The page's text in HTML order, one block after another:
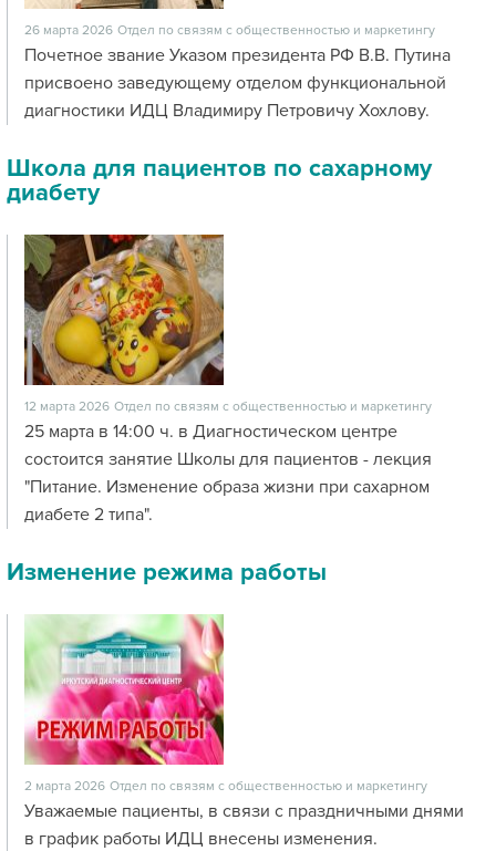
26 марта 2026 Отдел по связям с общественностью и маркетингу
Почетное звание Указом президента РФ В.В. Путина
присвоено заведующему отделом функциональной
диагностики ИДЦ Владимиру Петровичу Хохлову.
Школа для пациентов по сахарному
диабету
12 марта 2026 Отдел по связям с общественностью и маркетингу
25 марта в 14:00 ч. в Диагностическом центре
состоится занятие Школы для пациентов - лекция
"Питание. Изменение образа жизни при сахарном
диабете 2 типа".
Изменение режима работы
2 марта 2026 Отдел по связям с общественностью и маркетингу
Уважаемые пациенты, в связи с праздничными днями
в график работы ИДЦ внесены изменения.